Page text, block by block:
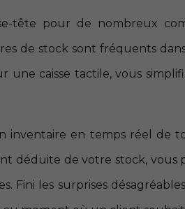
tête pour de nombreux
de stock sont fréquents
une caisse tactile, vous
inventaire en temps réel de
déduite de votre stock, vous
Fini les surprises